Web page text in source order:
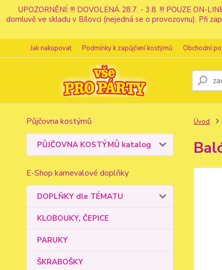
UPOZORNĚNÍ: !!! DOVOLENÁ 28.7. - 3.8. !!! POUZE ON-
domluvě ve skladu v Bílovci (nejedná se o provozovnu). Při
Jak nakupovat Podmínky k zapůjčení kostýmů Obchodní
Půjčovna kostýmů
PŮJČOVNA KOSTÝMŮ katalog
E-Shop karnevalové doplňky
DOPLŇKY dle TÉMATU
KLOBOUKY, ČEPICE
PARUKY
ŠKRABOŠKY
Úvod